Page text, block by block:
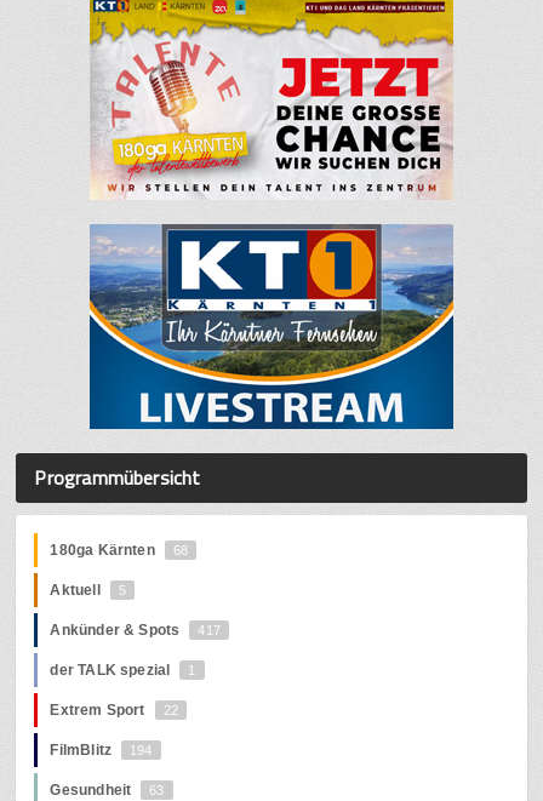
Programmübersicht
180ga Kärnten 68
Aktuell 5
Ankünder & Spots 417
der TALK spezial 1
Extrem Sport 22
FilmBlitz 194
Gesundheit 63